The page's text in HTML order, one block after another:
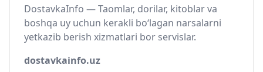
DostavkaInfo — Taomlar, dorilar, kitoblar va
boshqa uy uchun kerakli bo‘lagan narsalarni
yetkazib berish xizmatlari bor servislar.
dostavkainfo.uz